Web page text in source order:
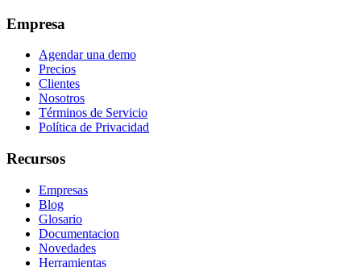
Empresa
Agendar una demo
Precios
Clientes
Nosotros
Términos de Servicio
Política de Privacidad
Recursos
Empresas
Blog
Glosario
Documentacion
Novedades
Herramientas